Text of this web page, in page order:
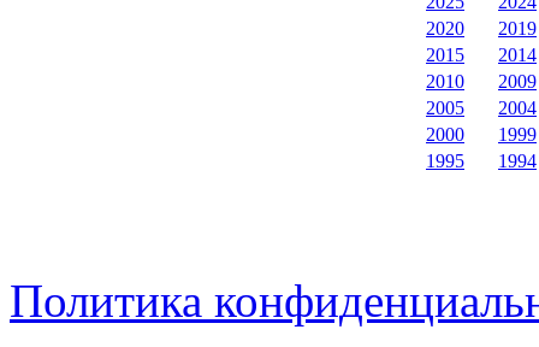
2020
2019
2015
2014
2010
2009
2005
2004
2000
1999
1995
1994
Политика